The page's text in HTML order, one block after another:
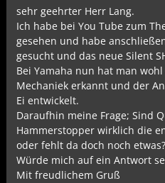
sehr geehrter Herr Lang.
Ich habe bei You Tube zum
gesehen und habe
gesucht und das neue Silent
Bei Yamaha nun hat man
Mechaniek erkannt und der
Ei entwickelt.
Daraufhin meine Frage; Sind
Hammerstopper wirklich die
oder fehlt da doch noch etwas?
Würde mich auf ein Antwort
Mit freudlichem Gruß